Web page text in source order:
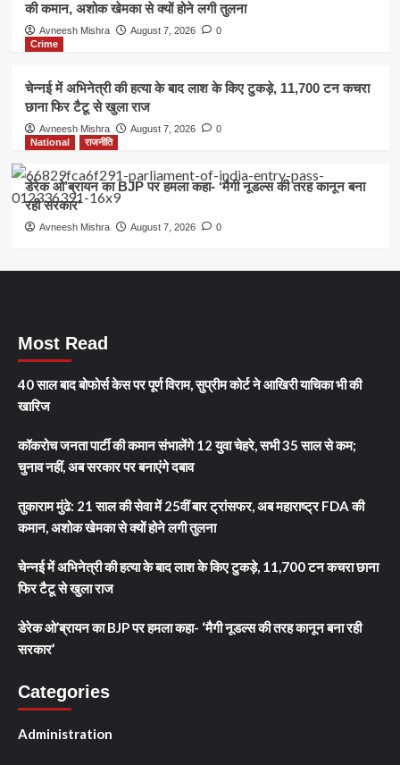
की कमान, अशोक खेमका से क्यों होने लगी तुलना
Avneesh Mishra August 7, 2026
0
Crime
चेन्नई में अभिनेत्री की हत्या के बाद लाश के किए टुकड़े, 11,700 टन कचरा
छाना फिर टैटू से खुला राज
Avneesh Mishra August 7, 2026
0
National
राजनीति
डेरेक ओ’ब्रायन का BJP पर हमला कहा- ‘मैगी नूडल्स की तरह कानून बना
रही सरकार’
Avneesh Mishra August 7, 2026 0
Most Read
40 साल बाद बोफोर्स केस पर पूर्ण विराम, सुप्रीम कोर्ट ने आखिरी याचिका भी की
खारिज
कॉकरोच जनता पार्टी की कमान संभालेंगे 12 युवा चेहरे, सभी 35 साल से कम;
चुनाव नहीं, अब सरकार पर बनाएंगे दबाव
तुकाराम मुंढे: 21 साल की सेवा में 25वीं बार ट्रांसफर, अब महाराष्ट्र FDA की
कमान, अशोक खेमका से क्यों होने लगी तुलना
चेन्नई में अभिनेत्री की हत्या के बाद लाश के किए टुकड़े, 11,700 टन कचरा छाना
फिर टैटू से खुला राज
डेरेक ओ’ब्रायन का BJP पर हमला कहा- ‘मैगी नूडल्स की तरह कानून बना रही
सरकार’
Categories
Administration